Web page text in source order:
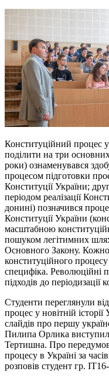
Конституційний процес
поділити на три
роки) ознаменувався
процесом підготовки
Конституції України;
періодом реалізації
донині) позначився
Конституції України
масштабною
пошуком легітимних
Основного Закону.
конституційного процесу
специфіка. Революційні
підходів до періодизації
Студенти переглянули
процес у новітній
слайдів про першу
Пилипа Орлика
Тертишна. Про
процесу в Україні за
розповів студент гр.